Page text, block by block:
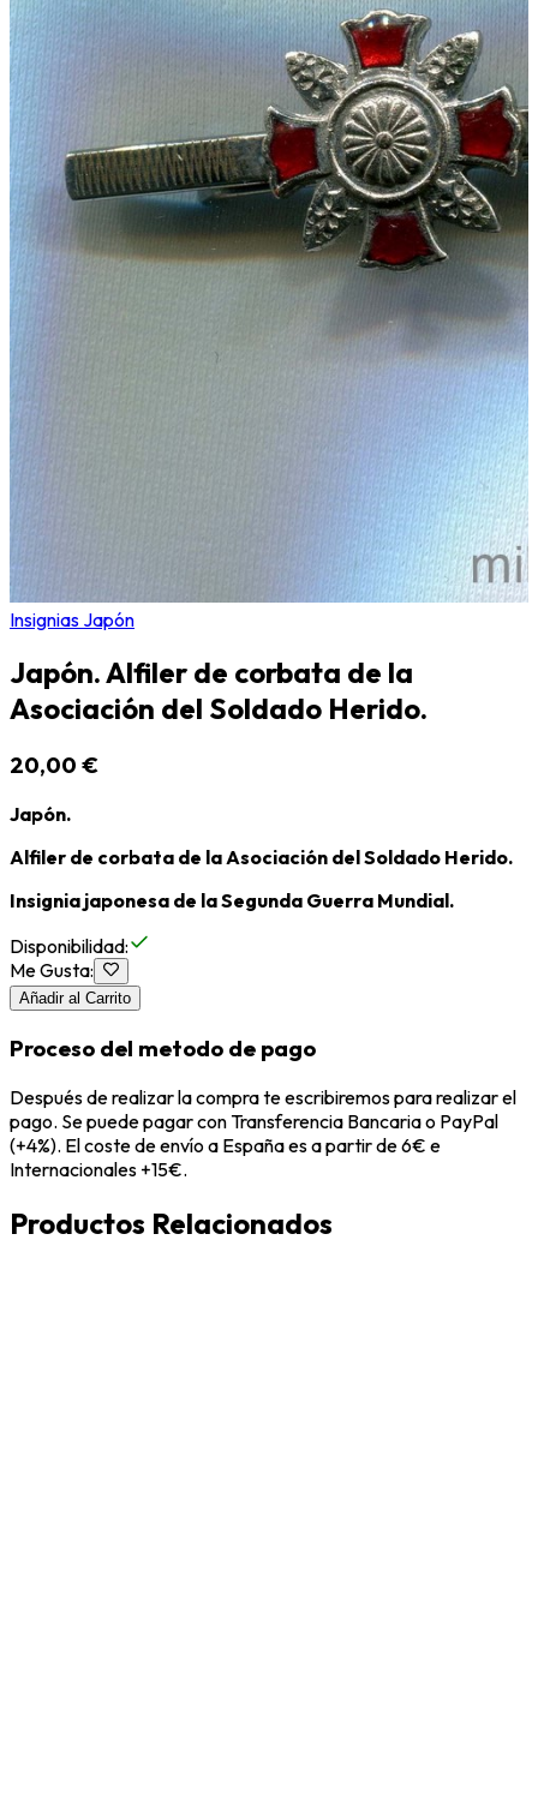
Insignias Japón
Japón. Alfiler de corbata de la
Asociación del Soldado Herido.
20,00 €
Japón.
Alfiler de corbata de la Asociación del Soldado Herido.
Insignia japonesa de la Segunda Guerra Mundial.
Disponibilidad:
Me Gusta:
Añadir al Carrito
Proceso del metodo de pago
Después de realizar la compra te escribiremos para realizar el
pago. Se puede pagar con Transferencia Bancaria o PayPal
(+4%). El coste de envío a España es a partir de 6€ e
Internacionales +15€.
Productos Relacionados